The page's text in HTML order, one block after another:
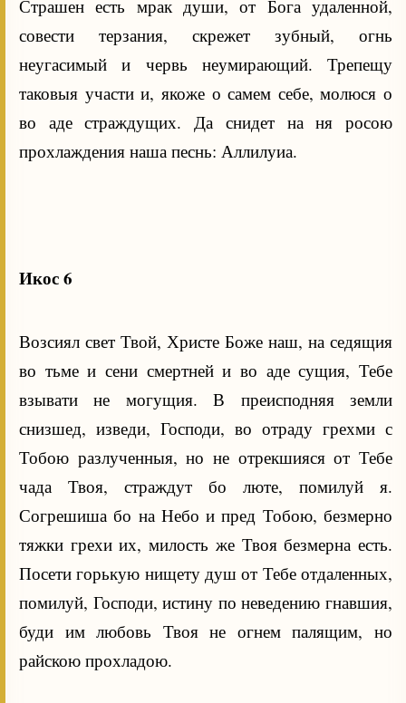
Страшен есть мрак души, от Бога удаленной,
совести терзания, скрежет зубный, огнь
неугасимый и червь неумирающий. Трепещу
таковыя участи и, якоже о самем себе, молюся о
во аде страждущих. Да снидет на ня росою
прохлаждения наша песнь: Аллилуиа.
Икос 6
Возсиял свет Твой, Христе Боже наш, на седящия
во тьме и сени смертней и во аде сущия, Тебе
взывати не могущия. В преисподняя земли
снизшед, изведи, Господи, во отраду грехми с
Тобою разлученныя, но не отрекшияся от Тебе
чада Твоя, страждут бо люте, помилуй я.
Согрешиша бо на Небо и пред Тобою, безмерно
тяжки грехи их, милость же Твоя безмерна есть.
Посети горькую нищету душ от Тебе отдаленных,
помилуй, Господи, истину по неведению гнавшия,
буди им любовь Твоя не огнем палящим, но
райскою прохладою.